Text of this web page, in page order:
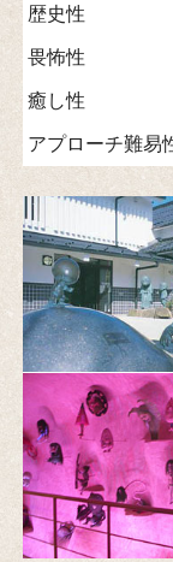
歴史性
畏怖性
癒し性
アプローチ難易